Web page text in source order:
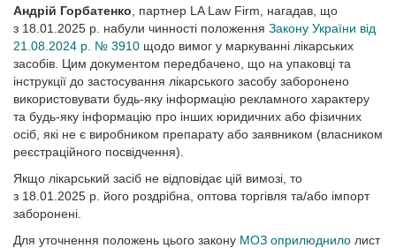
Андрій Горбатенко , партнер LA Law Firm, нагадав, що
з 18.01.2025 р. набули чинності положення Закону Украї­ни від
21.08.2024 р. № 3910 щодо вимог у маркуванні лікарських
засобів. Цим документом передбачено, що на упаковці та
інструкції до застосування лікарського засобу заборонено
використовувати будь-яку інформацію рекламного характеру
та будь-яку інформацію про інших юридичних або фізичних
осіб, які не є виробником препарату або заявником (власником
реєстраційного посвідчення).
Якщо лікарський засіб не відповідає цій вимозі, то
з 18.01.2025 р. його роздрібна, оптова торгівля та/або імпорт
заборонені.
Для уточнення положень цього закону МОЗ оприлюднило лист